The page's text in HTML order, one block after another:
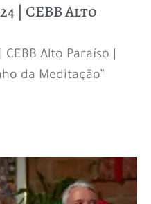
| CEBB Alto
Alto Paraíso |
da Meditação”